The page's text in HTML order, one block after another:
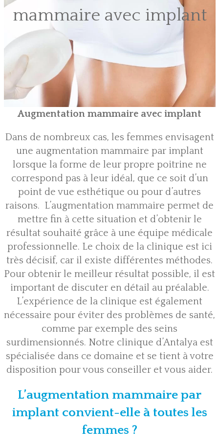
mammaire avec implant
Augmentation mammaire avec implant
Dans de nombreux cas, les femmes envisagent
une augmentation mammaire par implant
lorsque la forme de leur propre poitrine ne
correspond pas à leur idéal, que ce soit d’un
point de vue esthétique ou pour d’autres
raisons. L’augmentation mammaire permet de
mettre fin à cette situation et d’obtenir le
résultat souhaité grâce à une équipe médicale
professionnelle. Le choix de la clinique est ici
très décisif, car il existe différentes méthodes.
Pour obtenir le meilleur résultat possible, il est
important de discuter en détail au préalable.
L’expérience de la clinique est également
nécessaire pour éviter des problèmes de santé,
comme par exemple des seins
surdimensionnés. Notre clinique d’Antalya est
spécialisée dans ce domaine et se tient à votre
disposition pour vous conseiller et vous aider.
L’augmentation mammaire par
implant convient-elle à toutes les
femmes ?